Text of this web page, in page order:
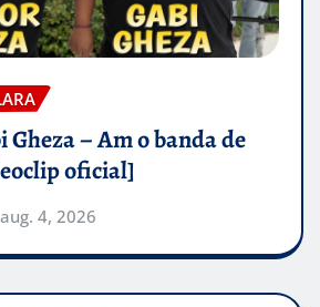
Gheza – Am o banda de
oficial]
aug. 4, 2026